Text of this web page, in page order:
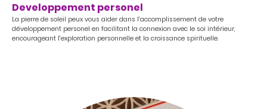
Developpement personel
La pierre de soleil peux vous aider dans l'accomplissement de votre
développement personel en facilitant la connexion avec le soi intérieur,
encourageant l'exploration personnelle et la croissance spirituelle.